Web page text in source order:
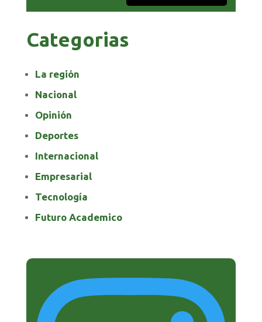
Categorias
La región
Nacional
Opinión
Deportes
Internacional
Empresarial
Tecnología
Futuro Academico